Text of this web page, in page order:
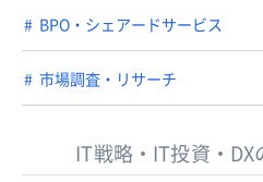
BPO・シェアードサービス
市場調査・リサーチ
IT戦略・IT投資・